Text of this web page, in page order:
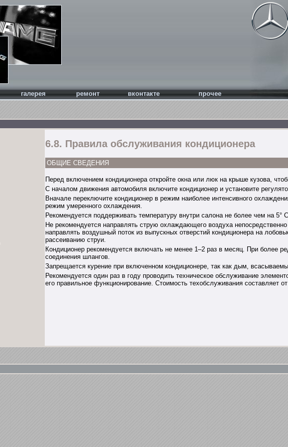
галерея ремонт вконтакте прочее
6.8. Правила обслуживания кондиционера
ОБЩИЕ СВЕДЕНИЯ
Перед включением кондиционера откройте окна или люк на крыше кузова,
С началом движения автомобиля включите кондиционер и установите
Вначале переключите кондиционер в режим наиболее интенсивного
режим умеренного охлаждения.
Рекомендуется поддерживать температуру внутри салона не более чем на
Не рекомендуется направлять струю охлаждающего воздуха
направлять воздушный поток из выпускных отверстий кондиционера на
рассеиванию струи.
Кондиционер рекомендуется включать не менее 1–2 раз в месяц. При более
соединения шлангов.
Запрещается курение при включенном кондиционере, так как дым,
Рекомендуется один раз в году проводить техническое обслуживание
его правильное функционирование. Стоимость техобслуживания составляет